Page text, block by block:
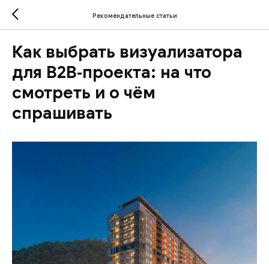
Рекомендательные статьи
Как выбрать визуализатора
для B2B‑проекта: на что
смотреть и о чём
спрашивать